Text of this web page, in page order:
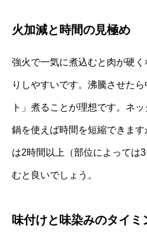
火加減と時間の見極め
強火で一気に煮込むと肉が硬
りしやすいです。沸騰させた
ト」煮ることが理想です。ネ
鍋を使えば時間を短縮できま
は2時間以上（部位によっては
むと良いでしょう。
味付けと味染みのタイミ